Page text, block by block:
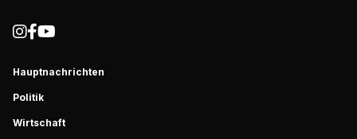
Hauptnachrichten
Politik
Wirtschaft